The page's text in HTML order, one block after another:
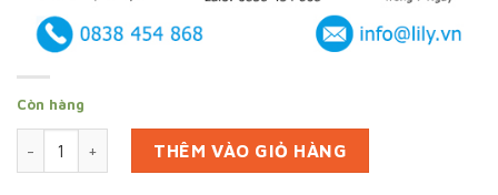
Còn hàng
In 60000 túi giấy bánh mì ở Hậu Giang (mã tbm_8791) giấy
THÊM VÀO GIỎ HÀNG